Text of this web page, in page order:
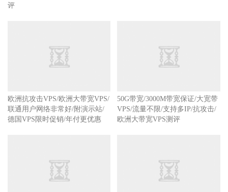
评
欧洲抗攻击VPS/欧洲大带宽VPS/
联通用户网络非常好/附演示站/
德国VPS限时促销/年付更优惠
50G带宽/3000M带宽保证/大宽带
VPS/流量不限/支持多IP/抗攻击/
欧洲大带宽VPS测评